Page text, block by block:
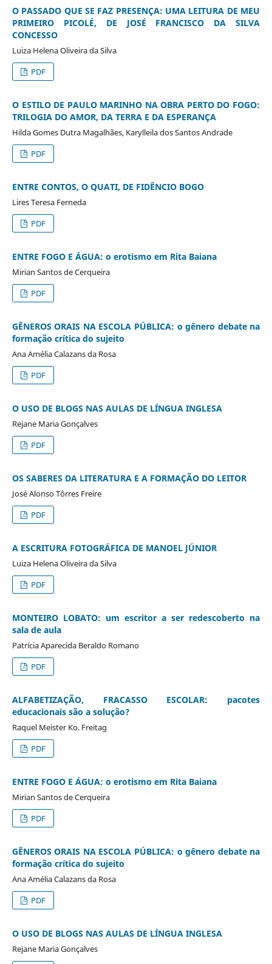
O PASSADO QUE SE FAZ PRESENÇA: UMA LEITURA DE MEU
PRIMEIRO PICOLÉ, DE JOSÉ FRANCISCO DA SILVA
CONCESSO
Luiza Helena Oliveira da Silva
PDF
O ESTILO DE PAULO MARINHO NA OBRA PERTO DO FOGO:
TRILOGIA DO AMOR, DA TERRA E DA ESPERANÇA
Hilda Gomes Dutra Magalhães, Karylleila dos Santos Andrade
PDF
ENTRE CONTOS, O QUATI, DE FIDÊNCIO BOGO
Lires Teresa Ferneda
PDF
ENTRE FOGO E ÁGUA: o erotismo em Rita Baiana
Mirian Santos de Cerqueira
PDF
GÊNEROS ORAIS NA ESCOLA PÚBLICA: o gênero debate na
formação crítica do sujeito
Ana Amélia Calazans da Rosa
PDF
O USO DE BLOGS NAS AULAS DE LÍNGUA INGLESA
Rejane Maria Gonçalves
PDF
OS SABERES DA LITERATURA E A FORMAÇÃO DO LEITOR
José Alonso Tôrres Freire
PDF
A ESCRITURA FOTOGRÁFICA DE MANOEL JÚNIOR
Luiza Helena Oliveira da Silva
PDF
MONTEIRO LOBATO: um escritor a ser redescoberto na
sala de aula
Patrícia Aparecida Beraldo Romano
PDF
ALFABETIZAÇÃO, FRACASSO ESCOLAR: pacotes
educacionais são a solução?
Raquel Meister Ko. Freitag
PDF
ENTRE FOGO E ÁGUA: o erotismo em Rita Baiana
Mirian Santos de Cerqueira
PDF
GÊNEROS ORAIS NA ESCOLA PÚBLICA: o gênero debate na
formação crítica do sujeito
Ana Amélia Calazans da Rosa
PDF
O USO DE BLOGS NAS AULAS DE LÍNGUA INGLESA
Rejane Maria Gonçalves